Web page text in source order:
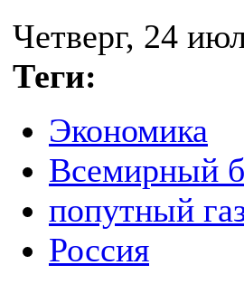
Четверг, 24
Теги:
Экономика
Всемирный
попутный
Россия